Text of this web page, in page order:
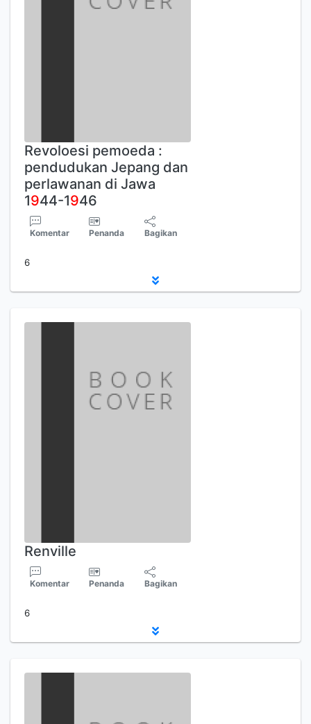
Revoloesi pemoeda :
pendudukan Jepang dan
perlawanan di Jawa
1944-1946
Komentar Penanda Bagikan
6
Renville
Komentar Penanda Bagikan
6